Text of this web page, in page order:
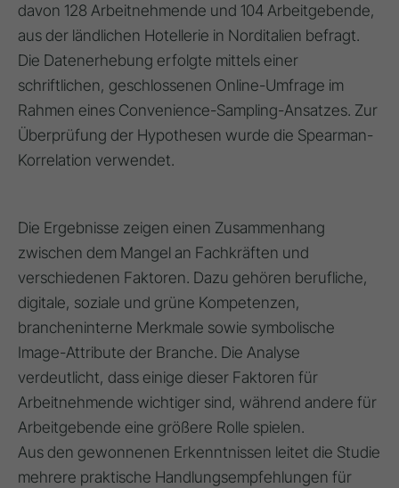
davon 128 Arbeitnehmende und 104 Arbeitgebende,
aus der ländlichen Hotellerie in Norditalien befragt.
Die Datenerhebung erfolgte mittels einer
schriftlichen, geschlossenen Online-Umfrage im
Rahmen eines Convenience-Sampling-Ansatzes. Zur
Überprüfung der Hypothesen wurde die Spearman-
Korrelation verwendet.
Die Ergebnisse zeigen einen Zusammenhang
zwischen dem Mangel an Fachkräften und
verschiedenen Faktoren. Dazu gehören berufliche,
digitale, soziale und grüne Kompetenzen,
brancheninterne Merkmale sowie symbolische
Image-Attribute der Branche. Die Analyse
verdeutlicht, dass einige dieser Faktoren für
Arbeitnehmende wichtiger sind, während andere für
Arbeitgebende eine größere Rolle spielen.
Aus den gewonnenen Erkenntnissen leitet die Studie
mehrere praktische Handlungsempfehlungen für